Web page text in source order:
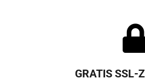
GRATIS SSL-